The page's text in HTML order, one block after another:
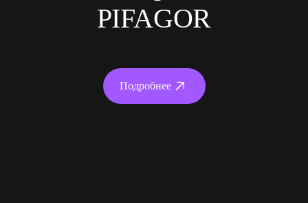
PIFAGOR
Подробнее